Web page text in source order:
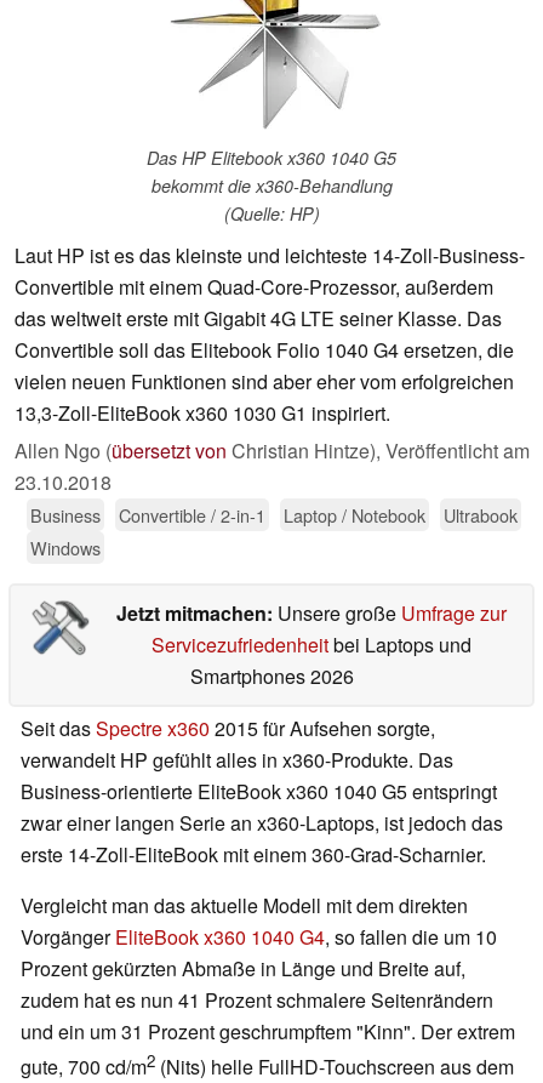
Das HP Elitebook x360 1040 G5
bekommt die x360-Behandlung
(Quelle: HP)
Laut HP ist es das kleinste und leichteste 14-Zoll-Business-
Convertible mit einem Quad-Core-Prozessor, außerdem
das weltweit erste mit Gigabit 4G LTE seiner Klasse. Das
Convertible soll das Elitebook Folio 1040 G4 ersetzen, die
vielen neuen Funktionen sind aber eher vom erfolgreichen
13,3-Zoll-EliteBook x360 1030 G1 inspiriert.
Allen Ngo (übersetzt von Christian Hintze), Veröffentlicht am
23.10.2018
Business Convertible / 2-in-1 Laptop / Notebook
Ultrabook
Windows
Jetzt mitmachen: Unsere große Umfrage zur
Servicezufriedenheitbei Laptops und
Smartphones 2026
Seit dasSpectre x360 2015 für Aufsehen sorgte,
verwandelt HP gefühlt alles in x360-Produkte. Das
Business-orientierte EliteBook x360 1040 G5 entspringt
zwar einer langen Serie an x360-Laptops, ist jedoch das
erste 14-Zoll-EliteBook mit einem 360-Grad-Scharnier.
Vergleicht man das aktuelle Modell mit dem direkten
VorgängerEliteBook x360 1040 G4, so fallen die um 10
Prozent gekürzten Abmaße in Länge und Breite auf,
zudem hat es nun 41 Prozent schmalere Seitenrändern
und ein um 31 Prozent geschrumpftem "Kinn". Der extrem
gute, 700 cd/m2 (Nits) helle FullHD-Touchscreen aus dem